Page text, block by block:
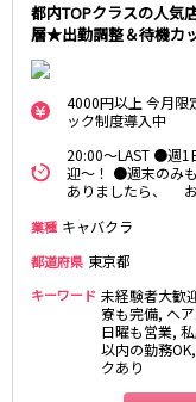
都内TOPクラスの人気
層★出勤調整＆待機カ
4000円以上 今月限
ック制度導入中
20:00～LAST ●週1
迎～！ ●週末のみ
ありましたら、 お
業種 キャバクラ
都道府県 東京都
キーワード 未経験者大歓
寮も完備, ヘ
日曜も営業,
以内の勤務
クあり
東急世田谷線
下高井戸駅
JR南武線
武蔵溝ノ口駅
府中本町駅
登戸駅
JR横須賀線